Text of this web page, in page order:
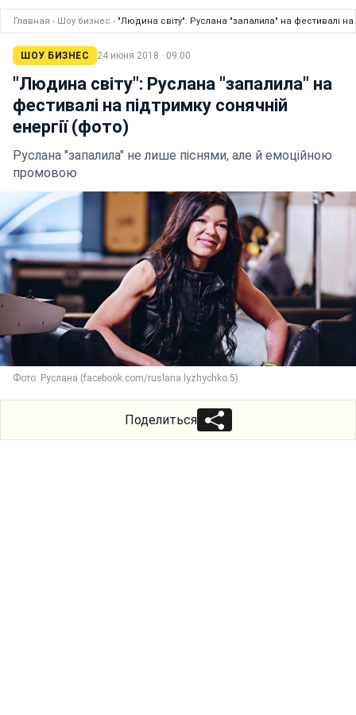
Главная › Шоу бизнес › "Людина світу": Руслана "запалила" на фестивалі на
ШОУ БИЗНЕС 24 июня 2018 · 09:00
"Людина світу": Руслана "запалила" на
фестивалі на підтримку сонячній
енергії (фото)
Руслана "запалила" не лише піснями, але й емоційною
промовою
Фото: Руслана (facebook.com/ruslana.lyzhychko.5)
Поделиться